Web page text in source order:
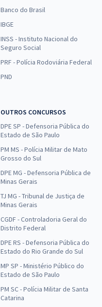
Banco do Brasil
IBGE
INSS - Instituto Nacional do
Seguro Social
PRF - Polícia Rodoviária Federal
PND
OUTROS CONCURSOS
DPE SP - Defensoria Pública do
Estado de São Paulo
PM MS - Polícia Militar de Mato
Grosso do Sul
DPE MG - Defensoria Pública de
Minas Gerais
TJ MG - Tribunal de Justiça de
Minas Gerais
CGDF - Controladoria Geral do
Distrito Federal
DPE RS - Defensoria Pública do
Estado do Rio Grande do Sul
MP SP - Ministério Público do
Estado de São Paulo
PM SC - Polícia Militar de Santa
Catarina